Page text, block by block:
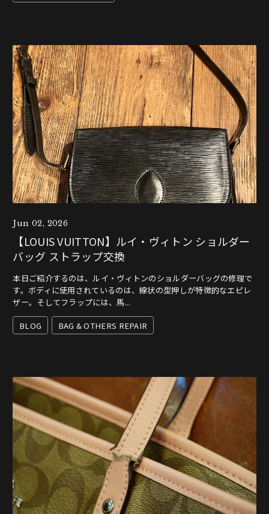
Jun 02, 2026
【LOUIS VUITTON】ルイ・ヴィトン ショルダー
バッグ ストラップ交換
本日ご紹介するのは、ルイ・ヴィトンのショルダーバッグの修理で
す。ボディに使用されているのは、線状の型押しが特徴的なエピレ
ザー。そしてフラップには、馬...
BLOG BAG & OTHERS REPAIR